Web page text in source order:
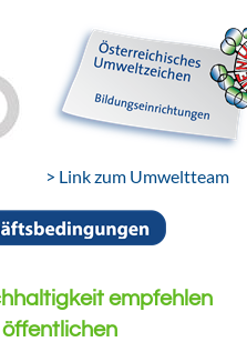
> Link zum Umweltteam
empfehlen